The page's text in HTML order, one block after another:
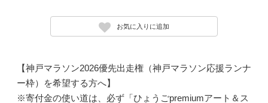
お気に入りに追加
【神戸マラソン2026優先出走権（神戸マラソン応援ランナ
ー枠）を希望する方へ】
※寄付金の使い道は、必ず「ひょうごpremiumアート＆ス